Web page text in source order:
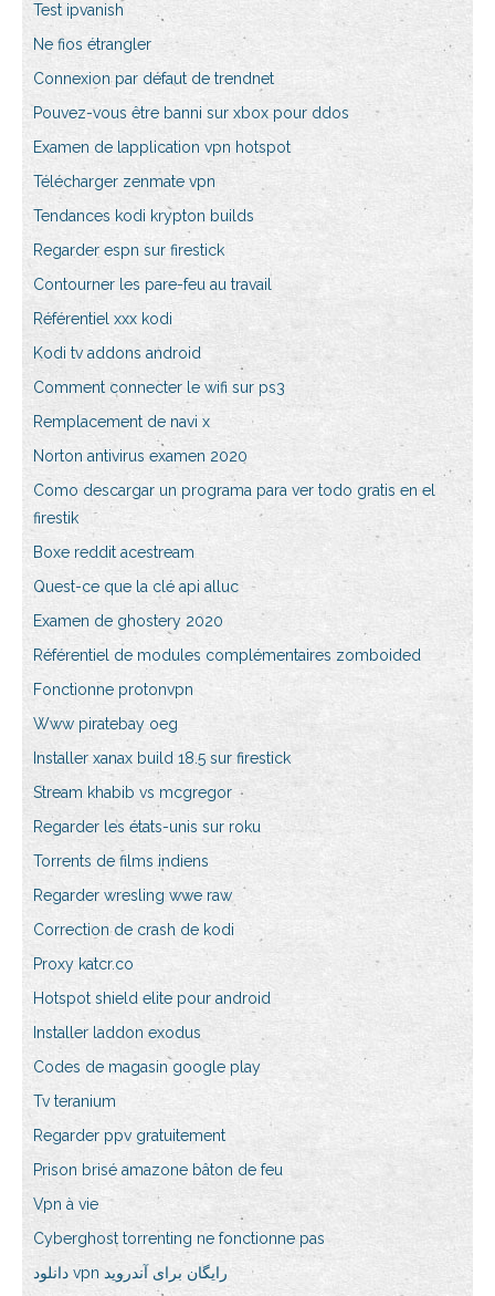
Test ipvanish
Ne fios étrangler
Connexion par défaut de trendnet
Pouvez-vous être banni sur xbox pour ddos
Examen de lapplication vpn hotspot
Télécharger zenmate vpn
Tendances kodi krypton builds
Regarder espn sur firestick
Contourner les pare-feu au travail
Référentiel xxx kodi
Kodi tv addons android
Comment connecter le wifi sur ps3
Remplacement de navi x
Norton antivirus examen 2020
Como descargar un programa para ver todo gratis en el
firestik
Boxe reddit acestream
Quest-ce que la clé api alluc
Examen de ghostery 2020
Référentiel de modules complémentaires zomboided
Fonctionne protonvpn
Www piratebay oeg
Installer xanax build 18.5 sur firestick
Stream khabib vs mcgregor
Regarder les états-unis sur roku
Torrents de films indiens
Regarder wresling wwe raw
Correction de crash de kodi
Proxy katcr.co
Hotspot shield elite pour android
Installer laddon exodus
Codes de magasin google play
Tv teranium
Regarder ppv gratuitement
Prison brisé amazone bâton de feu
Vpn à vie
Cyberghost torrenting ne fonctionne pas
دانلود vpn رایگان برای آندروید